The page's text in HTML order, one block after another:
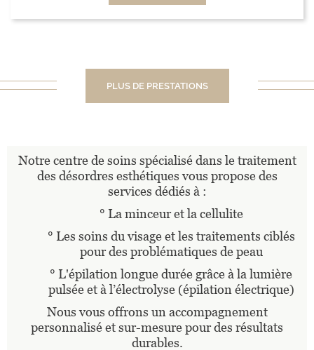
PLUS DE PRESTATIONS
Notre centre de soins spécialisé dans le traitement
des désordres esthétiques vous propose des
services dédiés à :
° La minceur et la cellulite
° Les soins du visage et les traitements ciblés
pour des problématiques de peau
° L'épilation longue durée grâce à la lumière
pulsée et à l’électrolyse (épilation électrique)
Nous vous offrons un accompagnement
personnalisé et sur-mesure pour des résultats
durables.